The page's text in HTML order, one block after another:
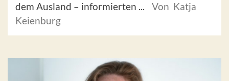
dem Ausland – informierten ...
Von Katja
Keienburg